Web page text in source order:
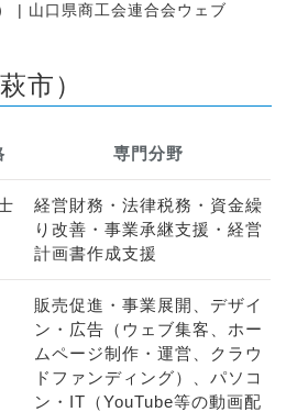
| 山口県商工会連合会ウェブ
市）
専門分野
経営財務・法律税務・資金繰
り改善・事業承継支援・経営
計画書作成支援
販売促進・事業展開、デザイ
ン・広告（ウェブ集客、ホー
ムページ制作・運営、クラウ
ドファンディング）、パソコ
ン・IT（YouTube等の動画配